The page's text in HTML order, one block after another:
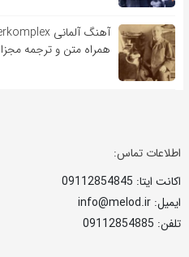
همراه متن و ترجمه مجزا
اطلاعات تماس:
اکانت ایتا: 09112854845
ایمیل: info@melod.ir
تلفن: 09112854885